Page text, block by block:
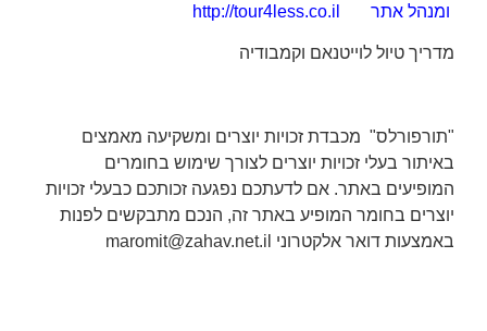
ומנהל אתר
http://tour4less.co.il
מדריך טיול לוייטנאם וקמבודיה
"תורפורלס" מכבדת זכויות יוצרים ומשקיעה מאמצים
באיתור בעלי זכויות יוצרים לצורך שימוש בחומרים
המופיעים באתר. אם לדעתכם נפגעה זכותכם כבעלי זכויות
יוצרים בחומר המופיע באתר זה, הנכם מתבקשים לפנות
באמצעות דואר אלקטרוני maromit@zahav.net.il